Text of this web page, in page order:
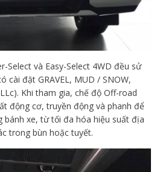
Select và Easy-Select 4WD đều sử
cài đặt GRAVEL, MUD / SNOW,
Khi tham gia, chế độ Off-road
động cơ, truyền động và phanh để
xe, từ tối đa hóa hiệu suất địa
trong bùn hoặc tuyết.